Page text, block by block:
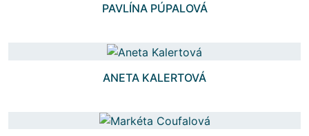
PAVLÍNA PÚPALOVÁ
ANETA KALERTOVÁ